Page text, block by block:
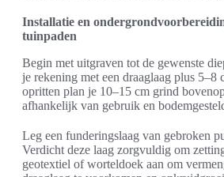
Installatie en
tuinpaden
Begin met uitgraven tot de gewenste
je rekening met een draaglaag plus 5–8
opritten plan je 10–15 cm grind
afhankelijk van gebruik en
Leg een funderingslaag van gebroken
Verdicht deze laag zorgvuldig om
geotextiel of worteldoek aan om